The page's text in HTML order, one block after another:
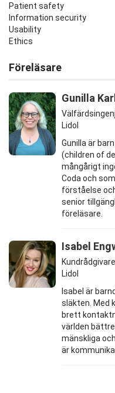
Patient safety
Information security
Usability
Ethics
Föreläsare
Gunilla
Lidol
Gunilla är
(children of
mångårigt
Coda och
förståelse
senior
föreläsare.
Isabel
Lidol
Isabel är
släkten. Med
brett
världen
mänskliga
är